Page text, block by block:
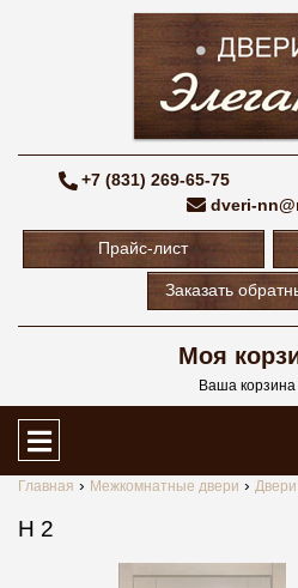
+7 (831) 269-65-75
dveri-
Прайс-лист
Заказать
Моя
Ваша корзина
Главная Межкомнатные двери
H 2